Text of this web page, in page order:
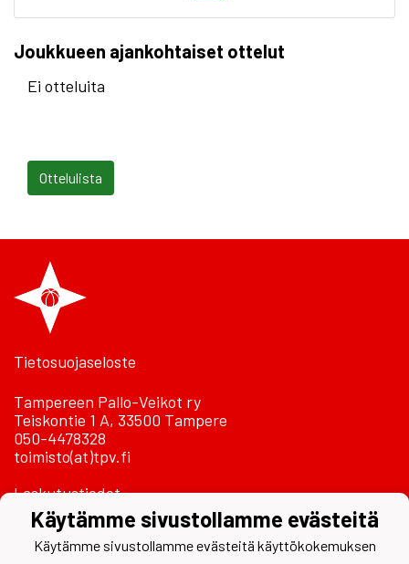
Joukkueen ajankohtaiset ottelut
Ei otteluita
Ottelulista
Tietosuojaseloste
Tampereen Pallo-Veikot ry
Teiskontie 1 A, 33500 Tampere
050-4478328
toimisto(at)tpv.fi
Laskutustiedot
Käytämme sivustollamme evästeitä
Käytämme sivustollamme evästeitä käyttökokemuksen